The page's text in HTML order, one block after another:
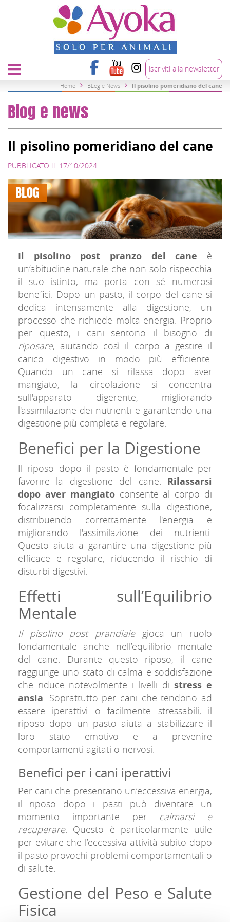
iscriviti alla newsletter
Home BLog e News Il pisolino pomeridiano del cane
Blog e news
Il pisolino pomeridiano del cane
PUBBLICATO IL 17/10/2024
BLOG
Il pisolino post pranzo del cane è
un’abitudine naturale che non solo rispecchia
il suo istinto, ma porta con sé numerosi
benefici. Dopo un pasto, il corpo del cane si
dedica intensamente alla digestione, un
processo che richiede molta energia. Proprio
per questo, i cani sentono il bisogno di
riposare, aiutando così il corpo a gestire il
carico digestivo in modo più efficiente.
Quando un cane si rilassa dopo aver
mangiato, la circolazione si concentra
sull'apparato digerente, migliorando
l'assimilazione dei nutrienti e garantendo una
digestione più completa e regolare.
Benefici per la Digestione
Il riposo dopo il pasto è fondamentale per
favorire la digestione del cane. Rilassarsi
dopo aver mangiatoconsente al corpo di
focalizzarsi completamente sulla digestione,
distribuendo correttamente l'energia e
migliorando l'assimilazione dei nutrienti.
Questo aiuta a garantire una digestione più
efficace e regolare, riducendo il rischio di
disturbi digestivi.
Effetti sull’Equilibrio
Mentale
Il pisolino post prandialegioca un ruolo
fondamentale anche nell’equilibrio mentale
del cane. Durante questo riposo, il cane
raggiunge uno stato di calma e soddisfazione
che riduce notevolmente i livelli distress e
ansia. Soprattutto per cani che tendono ad
essere iperattivi o facilmente stressabili, il
riposo dopo un pasto aiuta a stabilizzare il
loro stato emotivo e a prevenire
comportamenti agitati o nervosi.
Benefici per i cani iperattivi
Per cani che presentano un’eccessiva energia,
il riposo dopo i pasti può diventare un
momento importante per calmarsi e
recuperare. Questo è particolarmente utile
per evitare che l’eccessiva attività subito dopo
il pasto provochi problemi comportamentali o
di salute.
Gestione del Peso e Salute
Fisica